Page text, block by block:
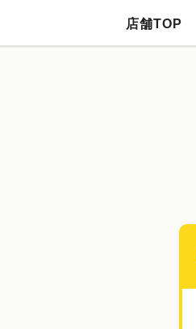
店舗TOP